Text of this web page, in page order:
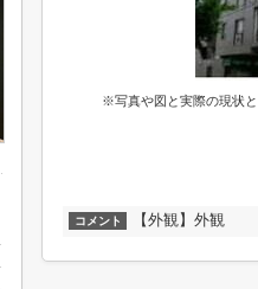
※写真や図と実際の現状
コメント 【外観】外観